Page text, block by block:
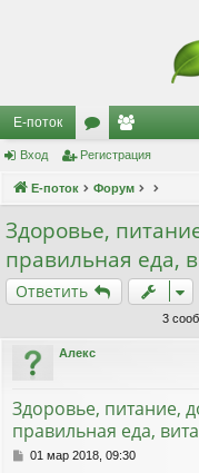
Е-поток
ор
ум
ол
ьз
ат
Вход Регистрация
Е-поток Форум
Здоровье,
правильная еда,
Ответить
3
Алекс
Здоровье, питание,
правильная еда,
С01 мар 2018, 09:30